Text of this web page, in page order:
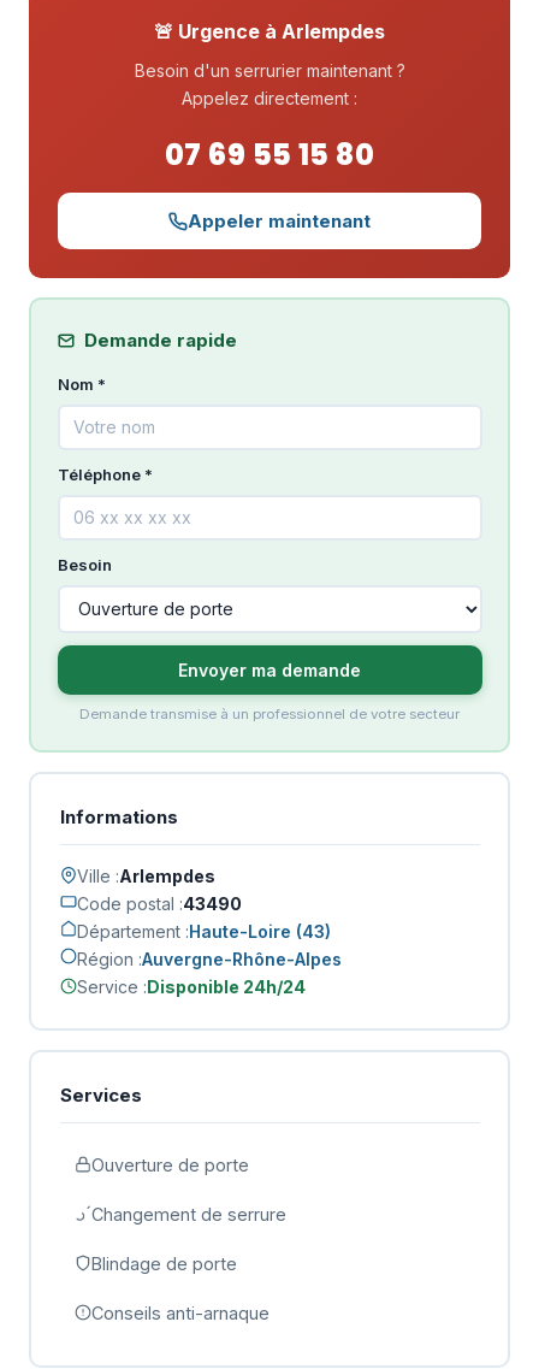
🚨 Urgence à Arlempdes
Besoin d'un serrurier maintenant ?
Appelez directement :
07 69 55 15 80
Appeler maintenant
Demande rapide
Nom *
Téléphone *
Besoin
Envoyer ma demande
Demande transmise à un professionnel de votre secteur
Informations
Ville :Arlempdes
Code postal :43490
Département :Haute-Loire (43)
Région :Auvergne-Rhône-Alpes
Service :Disponible 24h/24
Services
Ouverture de porte
Changement de serrure
Blindage de porte
Conseils anti-arnaque